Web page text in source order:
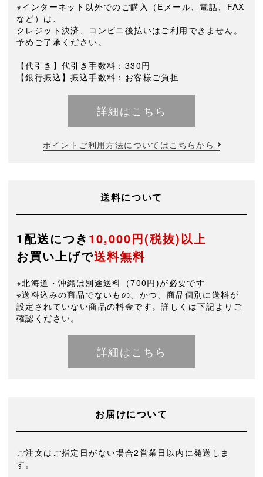
※インターネット以外でのご購入（Eメール、電話、FAX
など）は、
クレジット決済、コンビニ後払いはご利用できません。
予めご了承ください。
【代引き】代引き手数料：330円
【銀行振込】振込手数料：お客様ご負担
詳細はこちら
ポイントご利用方法についてはこちらから
送料について
1配送につき 10,000円(税抜)以上
お買い上げで送料無料
※北海道・沖縄は別途送料（700円)が必要です
※送料込みの商品でないもの、かつ、商品個別に送料が
設定されていない商品の料金です。詳しくは下記よりご
確認ください。
詳細はこちら
お届けについて
ご注文はご指定日がない場合2営業日以内に発送しま
す。